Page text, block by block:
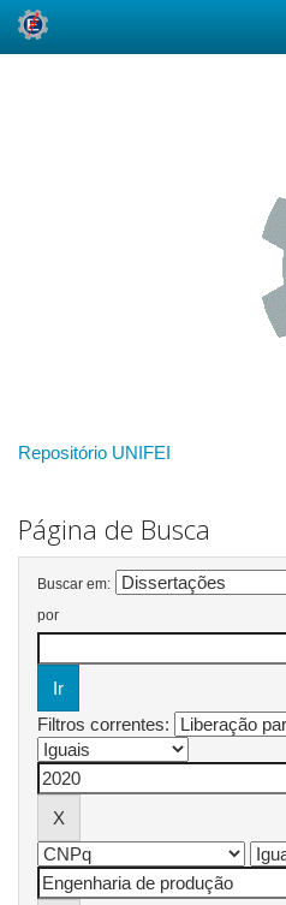
Repositório UNIFEI
Página de Busca
Buscar em:
por
Filtros correntes: